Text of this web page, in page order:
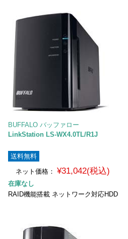
BUFFALO バッファロー
LinkStation LS-WX4.0TL/R1J
送料無料
ネット価格： ¥31,042(税込)
在庫なし
RAID機能搭載 ネットワーク対応HDD